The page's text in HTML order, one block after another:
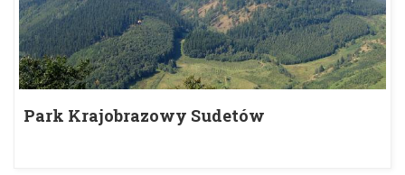
Park Krajobrazowy Sudetów
Wałbrzyskich